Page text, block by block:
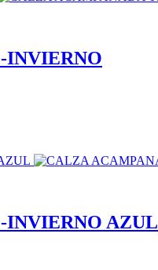
INVIERNO
INVIERNO AZUL